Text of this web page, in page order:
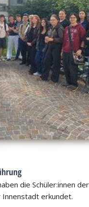
die Schüler:innen der
Innenstadt erkundet.